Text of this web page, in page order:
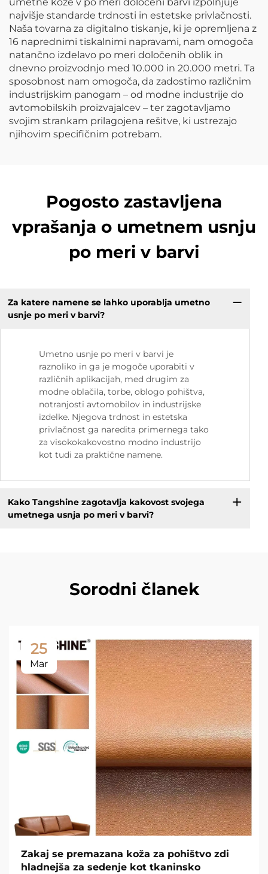
najvišje standarde trdnosti in estetske privlačnosti.
Naša tovarna za digitalno tiskanje, ki je opremljena z
16 naprednimi tiskalnimi napravami, nam omogoča
natančno izdelavo po meri določenih oblik in
dnevno proizvodnjo med 10.000 in 20.000 metri. Ta
sposobnost nam omogoča, da zadostimo različnim
industrijskim panogam – od modne industrije do
avtomobilskih proizvajalcev – ter zagotavljamo
svojim strankam prilagojena rešitve, ki ustrezajo
njihovim specifičnim potrebam.
Pogosto zastavljena
vprašanja o umetnem usnju
po meri v barvi
Za katere namene se lahko uporablja umetno
usnje po meri v barvi?
Umetno usnje po meri v barvi je
raznoliko in ga je mogoče uporabiti v
različnih aplikacijah, med drugim za
modne oblačila, torbe, oblogo pohištva,
notranjosti avtomobilov in industrijske
izdelke. Njegova trdnost in estetska
privlačnost ga naredita primernega tako
za visokokakovostno modno industrijo
kot tudi za praktične namene.
Kako Tangshine zagotavlja kakovost svojega
umetnega usnja po meri v barvi?
Sorodni članek
25
Mar
Zakaj se premazana koža za pohištvo zdi
hladnejša za sedenje kot tkaninsko